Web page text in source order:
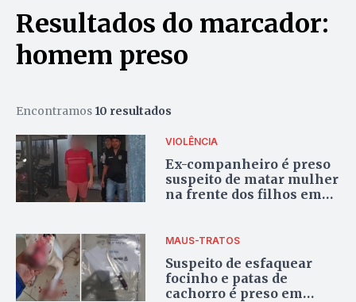
Resultados do marcador:
homem preso
Encontramos 10 resultados
VIOLÊNCIA
Ex-companheiro é preso
suspeito de matar mulher
na frente dos filhos em
MAUS-TRATOS
Suspeito de esfaquear
focinho e patas de
cachorro é preso em